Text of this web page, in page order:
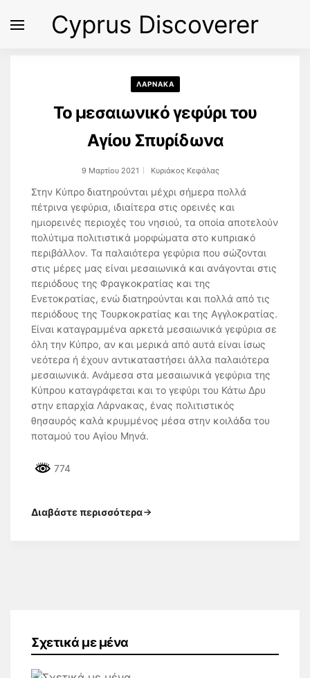
Cyprus Discoverer
ΛΑΡΝΑΚΑ
Το μεσαιωνικό γεφύρι του
Αγίου Σπυρίδωνα
9 Μαρτίου 2021 Κυριάκος Κεφάλας
Στην Κύπρο διατηρούνται μέχρι σήμερα πολλά
πέτρινα γεφύρια, ιδιαίτερα στις ορεινές και
ημιορεινές περιοχές του νησιού, τα οποία αποτελούν
πολύτιμα πολιτιστικά μορφώματα στο κυπριακό
περιβάλλον. Τα παλαιότερα γεφύρια που σώζονται
στις μέρες μας είναι μεσαιωνικά και ανάγονται στις
περιόδους της Φραγκοκρατίας και της
Ενετοκρατίας, ενώ διατηρούνται και πολλά από τις
περιόδους της Τουρκοκρατίας και της Αγγλοκρατίας.
Είναι καταγραμμένα αρκετά μεσαιωνικά γεφύρια σε
όλη την Κύπρο, αν και μερικά από αυτά είναι ίσως
νεότερα ή έχουν αντικαταστήσει άλλα παλαιότερα
μεσαιωνικά. Ανάμεσα στα μεσαιωνικά γεφύρια της
Κύπρου καταγράφεται και το γεφύρι του Κάτω Δρυ
στην επαρχία Λάρνακας, ένας πολιτιστικός
θησαυρός καλά κρυμμένος μέσα στην κοιλάδα του
ποταμού του Αγίου Μηνά.
774
Διαβάστε περισσότερα
Σχετικά με μένα